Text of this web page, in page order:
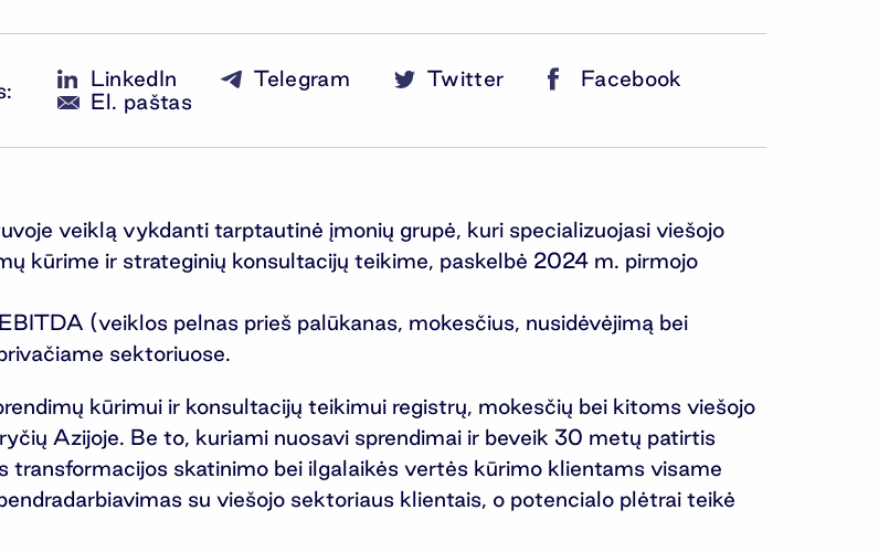
: LinkedIn Telegram Twitter
Facebook
El. paštas
veiklą vykdanti tarptautinė įmonių grupė, kuri specializuojasi viešojo
kūrime ir strateginių konsultacijų teikime, paskelbė 2024 m. pirmojo
(veiklos pelnas prieš palūkanas, mokesčius, nusidėvėjimą bei
sektoriuose.
kūrimui ir konsultacijų teikimui registrų, mokesčių bei kitoms viešojo
Azijoje. Be to, kuriami nuosavi sprendimai ir beveik 30 metų patirtis
transformacijos skatinimo bei ilgalaikės vertės kūrimo klientams visame
su viešojo sektoriaus klientais, o potencialo plėtrai teikė